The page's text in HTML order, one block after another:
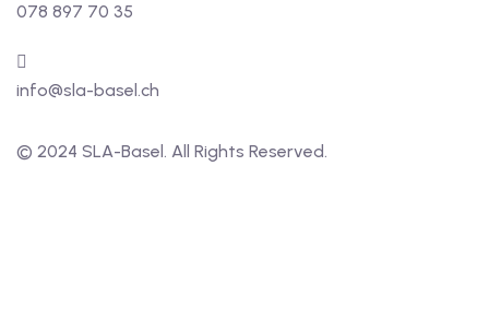
078 897 70 35
info@sla-basel.ch
© 2024 SLA-Basel. All Rights Reserved.​